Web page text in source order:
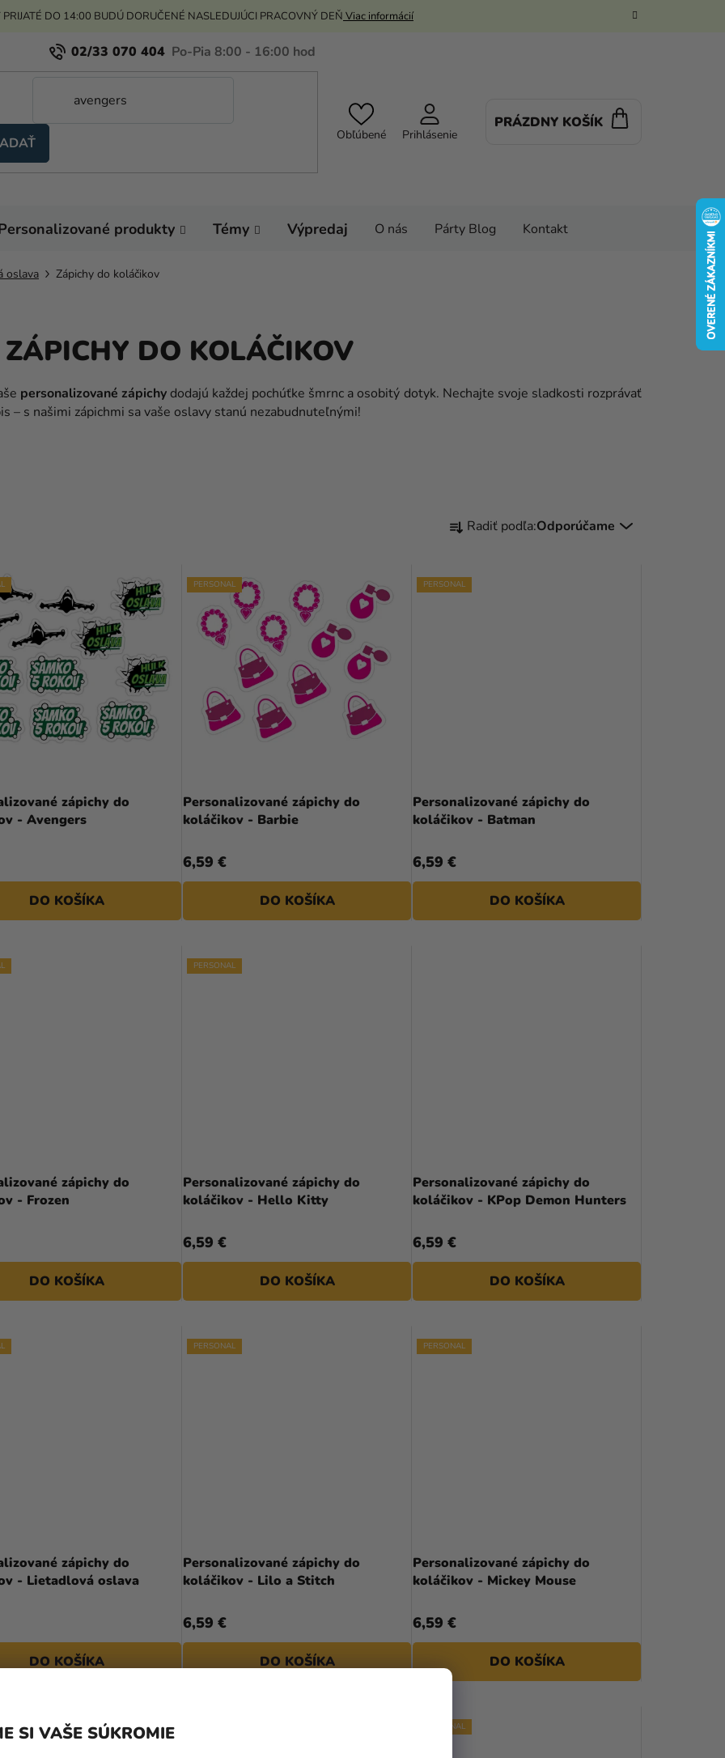
SI VAŠE SÚKROMIE
PRIJATÉ DO 14:00 BUDÚ DORUČENÉ NASLEDUJÚCI PRACOVNÝ DEŇ Viac informácií
02/33 070 404
Obľúbené Prihlásenie
PRÁZDNY KOŠÍK
produkty Témy Výpredaj O nás Párty Blog Kontakt
oslava Zápichy do koláčikov
DO KOLÁČIKOV
personalizované zápichydodajú každej pochúťke šmrnc a osobitý dotyk. Nechajte svoje sladkosti rozprávať
– s našimi zápichmi sa vaše oslavy stanú nezabudnuteľnými!
R
D
E
D
U
K
T
O
Radiť podľa:Odporúčame
zápichy do
koláčikov - Avengers
DO KOŠÍKA
PERSONAL
Personalizované zápichy do
koláčikov - Barbie
6,59 €
DO KOŠÍKA
PERSONAL
Personalizované zápichy do
koláčikov - Batman
6,59 €
DO KOŠÍKA
zápichy do
koláčikov - Frozen
DO KOŠÍKA
PERSONAL
Personalizované zápichy do
koláčikov - Hello Kitty
6,59 €
DO KOŠÍKA
Personalizované zápichy do
koláčikov - KPop Demon Hunters
6,59 €
DO KOŠÍKA
zápichy do
koláčikov - Lietadlová oslava
DO KOŠÍKA
PERSONAL
Personalizované zápichy do
koláčikov - Lilo a Stitch
6,59 €
DO KOŠÍKA
PERSONAL
Personalizované zápichy do
koláčikov - Mickey Mouse
6,59 €
DO KOŠÍKA
PERSONAL